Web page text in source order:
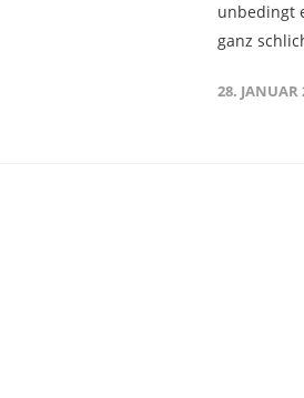
unbedingt
ganz
28. JANUAR